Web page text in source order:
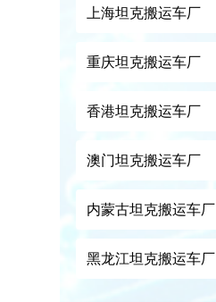
上海坦克搬运车厂
重庆坦克搬运车厂
香港坦克搬运车厂
澳门坦克搬运车厂
内蒙古坦克搬运车厂
黑龙江坦克搬运车厂